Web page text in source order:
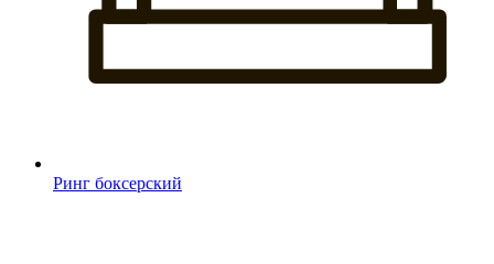
Ринг боксерский